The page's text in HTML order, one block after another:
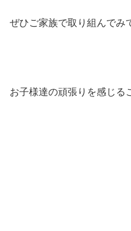
ぜひご家族で取り組んでみ
お子様達の頑張りを感じる